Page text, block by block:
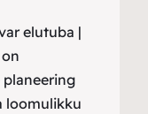
elutuba |
planeering
loomulikku